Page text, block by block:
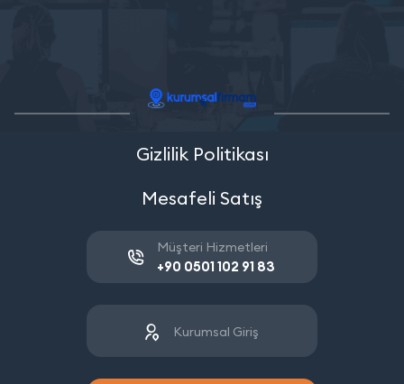
Gizlilik Politikası
Mesafeli Satış
Müşteri Hizmetleri
+90 0501 102 91 83
Kurumsal Giriş